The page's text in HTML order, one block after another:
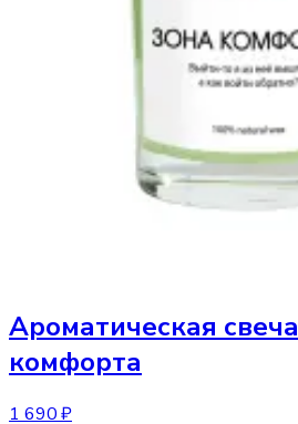
Ароматическая свеча
комфорта
1 690 ₽